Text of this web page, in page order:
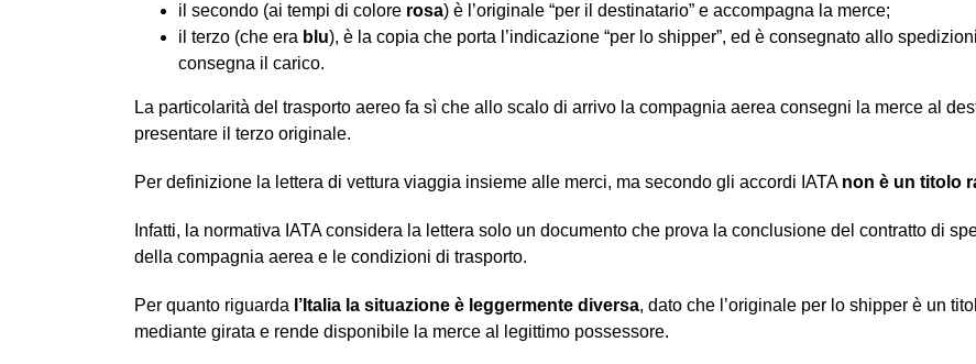
il secondo (ai tempi di colore rosa) è l’originale “per il destinatario” e accompagna la merce;
il terzo (che era blu), è la copia che porta l’indicazione “per lo shipper”, ed è consegnato allo
consegna il carico.
La particolarità del trasporto aereo fa sì che allo scalo di arrivo la compagnia aerea consegni la merce al
presentare il terzo originale.
Per definizione la lettera di vettura viaggia insieme alle merci, ma secondo gli accordi IATA non è un titolo
Infatti, la normativa IATA considera la lettera solo un documento che prova la conclusione del contratto di
della compagnia aerea e le condizioni di trasporto.
Per quanto riguarda l’Italia la situazione è leggermente diversa, dato che l’originale per lo shipper è un
mediante girata e rende disponibile la merce al legittimo possessore.